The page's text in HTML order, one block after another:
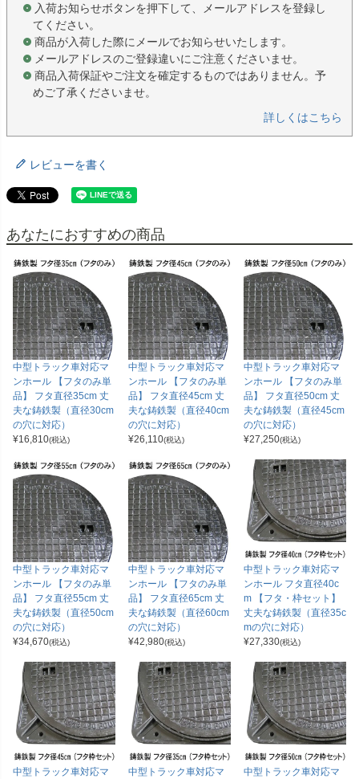
入荷お知らせボタンを押下して、メールアドレスを登録し
てください。
商品が入荷した際にメールでお知らせいたします。
メールアドレスのご登録違いにご注意くださいませ。
商品入荷保証やご注文を確定するものではありません。予
めご了承くださいませ。
詳しくはこちら
レビューを書く
あなたにおすすめの商品
中型トラック車対応マ
ンホール 【フタのみ単
品】 フタ直径35cm 丈
夫な鋳鉄製（直径30cm
の穴に対応）
¥16,810(税込)
中型トラック車対応マ
ンホール 【フタのみ単
品】 フタ直径45cm 丈
夫な鋳鉄製（直径40cm
の穴に対応）
¥26,110(税込)
中型トラック車対応マ
ンホール 【フタのみ単
品】 フタ直径50cm 丈
夫な鋳鉄製（直径45cm
の穴に対応）
¥27,250(税込)
中型トラック車対応マ
ンホール 【フタのみ単
品】 フタ直径55cm 丈
夫な鋳鉄製（直径50cm
の穴に対応）
¥34,670(税込)
中型トラック車対応マ
ンホール 【フタのみ単
品】 フタ直径65cm 丈
夫な鋳鉄製（直径60cm
の穴に対応）
¥42,980(税込)
中型トラック車対応マ
ンホール フタ直径40c
m 【フタ・枠セット】
丈夫な鋳鉄製（直径35c
mの穴に対応）
¥27,330(税込)
中型トラック車対応マ
中型トラック車対応マ
中型トラック車対応マ